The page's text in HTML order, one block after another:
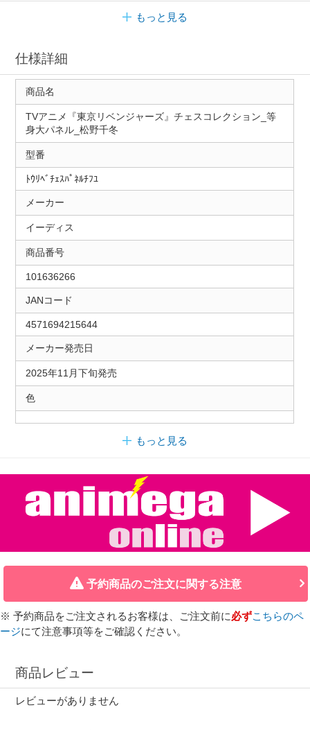
もっと見る
仕様詳細
商品名
TVアニメ『東京リベンジャーズ』チェスコレクション_等
身大パネル_松野千冬
型番
ﾄｳﾘﾍﾞﾁｪｽﾊﾟﾈﾙﾁﾌﾕ
メーカー
イーディス
商品番号
101636266
JANコード
4571694215644
メーカー発売日
2025年11月下旬発売
色
もっと見る
予約商品のご注文に関する注意
※ 予約商品をご注文されるお客様は、ご注文前に必ずこちらのペ
ージにて注意事項等をご確認ください。
商品レビュー
レビューがありません